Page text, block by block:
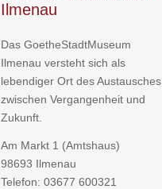
Ilmenau
Das GoetheStadtMuseum
Ilmenau versteht sich als
lebendiger Ort des Austausches
zwischen Vergangenheit und
Zukunft.
Am Markt 1 (Amtshaus)
98693 Ilmenau
Telefon: 03677 600321